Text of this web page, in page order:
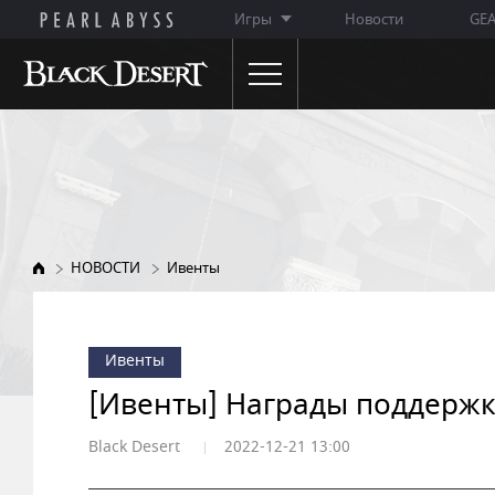
Игры Новости
Ивенты
Премиум-магазин
WIKI
НОВОСТИ Ивенты
Ивенты
[Ивенты] Награды
Black Desert 2022-12-21 13:00